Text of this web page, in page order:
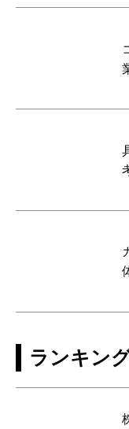
ランキン